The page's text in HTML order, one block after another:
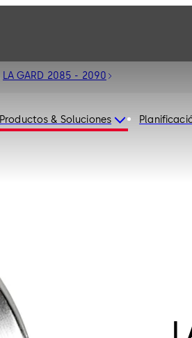
Productos & Soluciones
LA GARD 2085 - 2090